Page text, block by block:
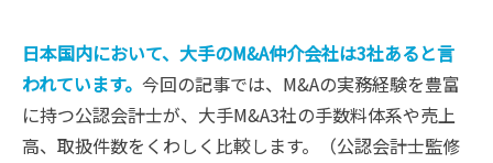
日本国内において、大手のM&A仲介会社は3社あると言
われています。 今回の記事では、M&Aの実務経験を豊富
に持つ公認会計士が、大手M&A3社の手数料体系や売上
高、取扱件数をくわしく比較します。（公認会計士監修